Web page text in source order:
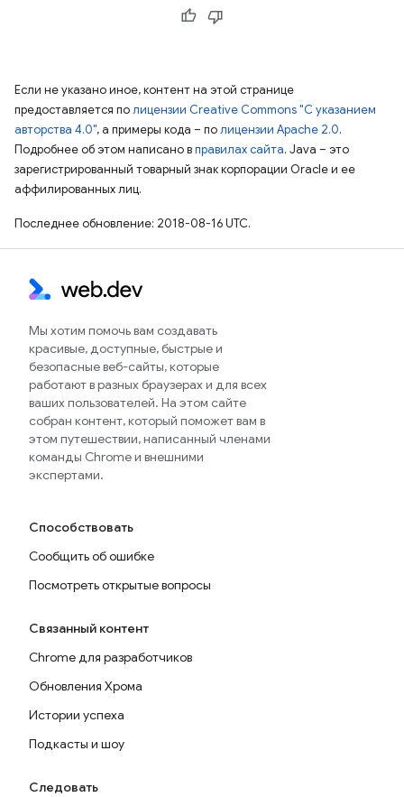
Если не указано иное, контент на этой странице
предоставляется полицензии Creative Commons "С указанием
авторства 4.0", а примеры кода – полицензии Apache 2.0.
Подробнее об этом написано вправилах сайта. Java – это
зарегистрированный товарный знак корпорации Oracle и ее
аффилированных лиц.
Последнее обновление: 2018-08-16 UTC.
Мы хотим помочь вам создавать
красивые, доступные, быстрые и
безопасные веб-сайты, которые
работают в разных браузерах и для всех
ваших пользователей. На этом сайте
собран контент, который поможет вам в
этом путешествии, написанный членами
команды Chrome и внешними
экспертами.
Способствовать
Сообщить об ошибке
Посмотреть открытые вопросы
Связанный контент
Chrome для разработчиков
Обновления Хрома
Истории успеха
Подкасты и шоу
Следовать